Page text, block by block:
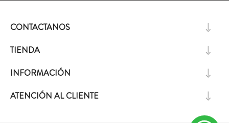
CONTACTANOS
TIENDA
INFORMACIÓN
ATENCIÓN AL CLIENTE